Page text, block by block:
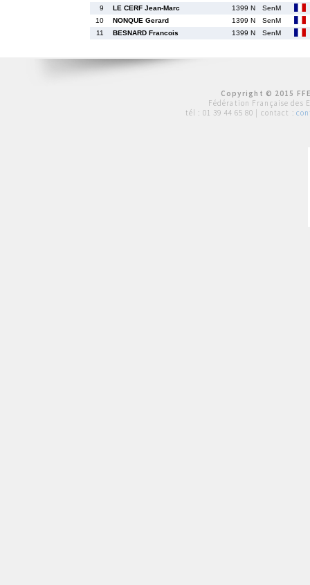
9
LE CERF Jean-Marc 1399 N
SenM
10
NONQUE Gerard 1399 N
SenM
11
BESNARD Francois 1399 N SenM
Copyright © 2015
Fédération Française des
tél : 01 39 44 65 80 | contact :